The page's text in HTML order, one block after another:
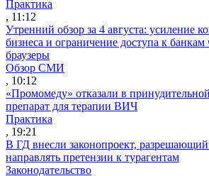
Практика
, 11:12
Утренний обзор за 4 августа: усиление
бизнеса и ограничение доступа к
браузеры
Обзор СМИ
, 10:12
«Промомеду» отказали в
препарат для терапии ВИЧ
Практика
, 19:21
В ГД внесли законопроект,
направлять претензии к турагентам
Законодательство